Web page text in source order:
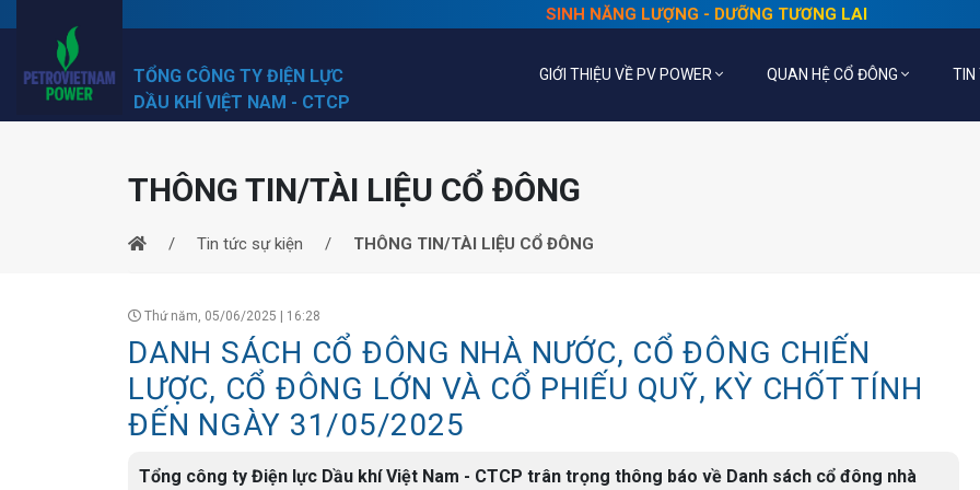
SINH NĂNG LƯỢNG - DƯỠNG TƯƠNG LAI
TỔNG CÔNG TY ĐIỆN LỰC
DẦU KHÍ VIỆT NAM - CTCP
GIỚI THIỆU VỀ PV POWER QUAN HỆ CỔ ĐÔNG TIN
THÔNG TIN/TÀI LIỆU CỔ ĐÔNG
Tin tức sự kiện THÔNG TIN/TÀI LIỆU CỔ ĐÔNG
Thứ năm, 05/06/2025 | 16:28
DANH SÁCH CỔ ĐÔNG NHÀ NƯỚC, CỔ ĐÔNG CHIẾN
LƯỢC, CỔ ĐÔNG LỚN VÀ CỔ PHIẾU QUỸ, KỲ CHỐT TÍNH
ĐẾN NGÀY 31/05/2025
Tổng công ty Điện lực Dầu khí Việt Nam - CTCP trân trọng thông báo về Danh sách cổ đông nhà